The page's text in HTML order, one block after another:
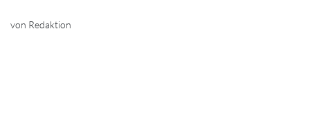
von Redaktion